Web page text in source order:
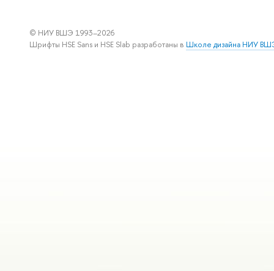
© НИУ ВШЭ 1993–2026
Шрифты HSE Sans и HSE Slab разработаны Школе дизайна НИУ